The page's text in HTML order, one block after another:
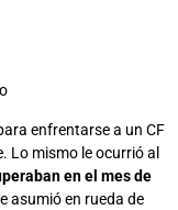
enfrentarse a un CF
Lo mismo le ocurrió al
en el mes de
asumió en rueda de